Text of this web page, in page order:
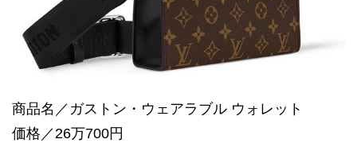
商品名／ガストン・ウェアラブル ウォレット
価格／26万700円